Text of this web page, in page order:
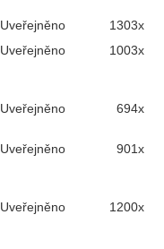
Uveřejněno 1303x
Uveřejněno 1003x
Uveřejněno 694x
Uveřejněno 901x
Uveřejněno 1200x